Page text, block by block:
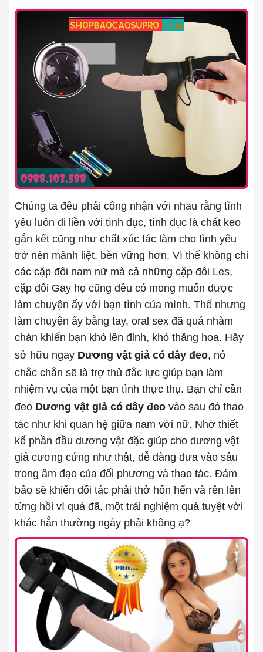
Chúng ta đều phải công nhận với nhau rằng tình
yêu luôn đi liền với tình dục, tình dục là chất keo
gắn kết cũng như chất xúc tác làm cho tình yêu
trở nên mãnh liệt, bền vững hơn. Vì thế không chỉ
các cặp đôi nam nữ mà cả những cặp đôi Les,
cặp đôi Gay họ cũng đều có mong muốn được
làm chuyện ấy với bạn tình của mình. Thế nhưng
làm chuyện ấy bằng tay, oral sex đã quá nhàm
chán khiến bạn khó lên đỉnh, khó thăng hoa. Hãy
sở hữu ngay Dương vật giả có dây đeo, nó
chắc chắn sẽ là trợ thủ đắc lực giúp bạn làm
nhiệm vụ của một bạn tình thực thụ. Bạn chỉ cần
đeo Dương vật giả có dây đeo vào sau đó thao
tác như khi quan hệ giữa nam với nữ. Nhờ thiết
kế phần đầu dương vật đặc giúp cho dương vật
giả cương cứng như thật, dễ dàng đưa vào sâu
trong âm đạo của đối phương và thao tác. Đảm
bảo sẽ khiến đối tác phải thở hổn hển và rên lên
từng hồi vì quá đã, một trải nghiệm quá tuyệt vời
khác hẳn thường ngày phải không ạ?